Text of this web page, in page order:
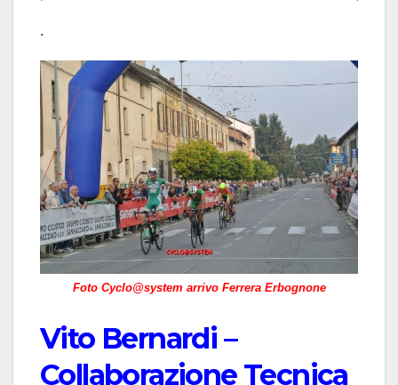
.
Foto Cyclo@system arrivo Ferrera Erbognone
Vito Bernardi –
Collaborazione Tecnica